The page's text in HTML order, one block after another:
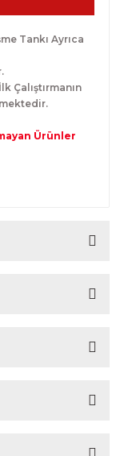
Tankı Ayrıca
Çalıştırmanın
Ürünler